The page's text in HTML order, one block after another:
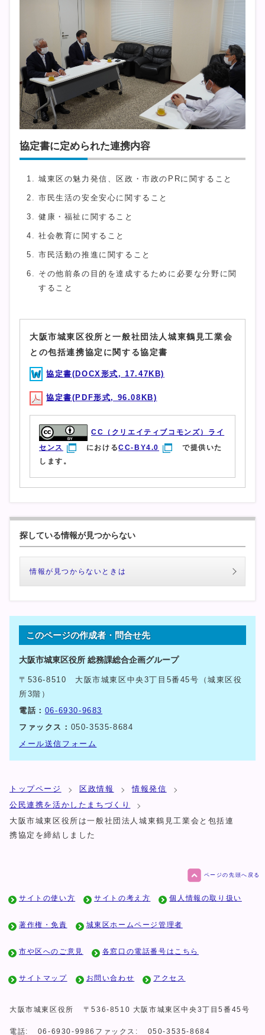
協定書に定められた連携内容
城東区の魅力発信、区政・市政のPRに関すること
市民生活の安全安心に関すること
健康・福祉に関すること
社会教育に関すること
市民活動の推進に関すること
その他前条の目的を達成するために必要な分野に関
すること
大阪市城東区役所と一般社団法人城東鶴見工業会
との包括連携協定に関する協定書
協定書(DOCX形式, 17.47KB)
協定書(PDF形式, 96.08KB)
CC（クリエイティブコモンズ）ライ
センス
におけるCC-BY4.0
で提供いた
します。
探している情報が見つからない
情報が見つからないときは
このページの作成者・問合せ先
大阪市城東区役所 総務課総合企画グループ
〒536-8510 大阪市城東区中央3丁目5番45号（城東区役
所3階）
電話： 06-6930-9683
ファックス： 050-3535-8684
メール送信フォーム
トップページ 区政情報
情報発信
公民連携を活かしたまちづくり
大阪市城東区役所は一般社団法人城東鶴見工業会と包括連
携協定を締結しました
ページの先頭へ戻る
サイトの使い方 サイトの考え方 個人情報の取り扱い
著作権・免責 城東区ホームページ管理者
市や区へのご意見 各窓口の電話番号はこちら
サイトマップ お問い合わせ アクセス
大阪市城東区役所 〒536-8510 大阪市城東区中央3丁目5番45号
電話: 06-6930-9986 ファックス: 050-3535-8684